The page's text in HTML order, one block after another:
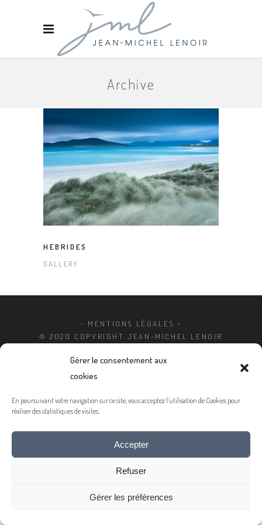
Gérer le consentement aux
cookies
En poursuivant votre navigation sur ce site, vous acceptez l’utilisation de Cookies pour
réaliser des statistiques de visites.
Accepter
Refuser
Gérer les préférences
Archive
HEBRIDES
GALLERY
- MENTIONS LÉGALES -
© 2020 COPYRIGHT JEAN-MICHEL LENOIR